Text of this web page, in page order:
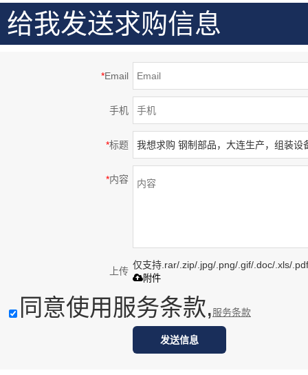
给我发送求购信息
*Email
手机
*标题
*内容
上传
仅支持.rar/.zip/.jpg/.png/.gif/.doc/.xls/
附件
同意使用服务条款,服务条款
发送信息